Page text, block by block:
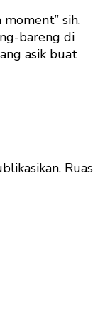
sih.
bareng di
asik buat
Ruas